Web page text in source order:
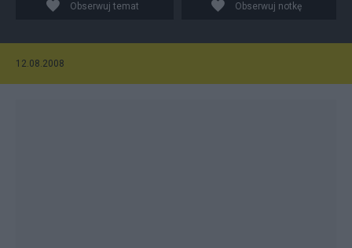
Obserwuj temat Obserwuj notkę
12.08.2008